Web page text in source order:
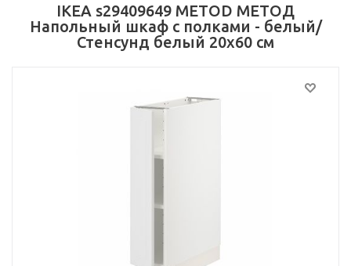
IKEA s29409649 METOD МЕТОД
Напольный шкаф с полками - белый/
Стенсунд белый 20x60 см